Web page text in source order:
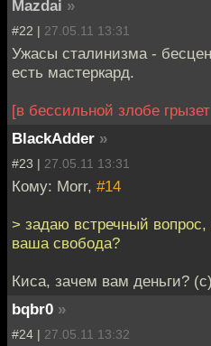
Mazdai »
#22 | 27.05.11 13:31
Ужасы сталинизма -
есть мастеркард.
[в бессильной злобе
BlackAdder »
#23 | 27.05.11 13:31
Кому: Morr, #14
> задаю встречный
ваша свобода?
Киса, зачем вам деньги? (с)
bqbr0 »
#24 | 27.05.11 13:32